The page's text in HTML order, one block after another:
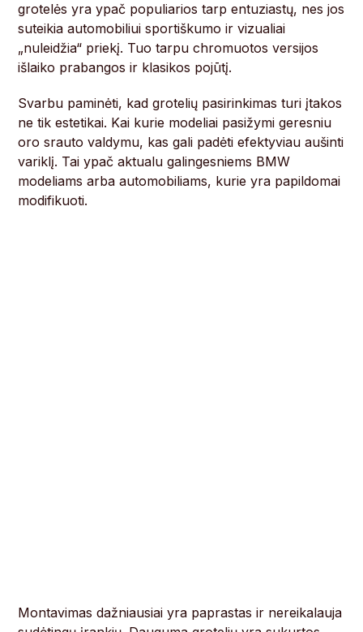
grotelės yra ypač populiarios tarp entuziastų, nes jos
suteikia automobiliui sportiškumo ir vizualiai
„nuleidžia“ priekį. Tuo tarpu chromuotos versijos
išlaiko prabangos ir klasikos pojūtį.
Svarbu paminėti, kad grotelių pasirinkimas turi įtakos
ne tik estetikai. Kai kurie modeliai pasižymi geresniu
oro srauto valdymu, kas gali padėti efektyviau aušinti
variklį. Tai ypač aktualu galingesniems BMW
modeliams arba automobiliams, kurie yra papildomai
modifikuoti.
Montavimas dažniausiai yra paprastas ir nereikalauja